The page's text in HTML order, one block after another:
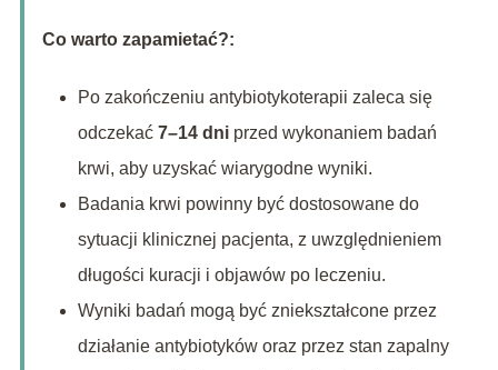
Co warto zapamietać?:
Po zakończeniu antybiotykoterapii zaleca się
odczekać 7–14 dniprzed wykonaniem badań
krwi, aby uzyskać wiarygodne wyniki.
Badania krwi powinny być dostosowane do
sytuacji klinicznej pacjenta, z uwzględnieniem
długości kuracji i objawów po leczeniu.
Wyniki badań mogą być zniekształcone przez
działanie antybiotyków oraz przez stan zapalny